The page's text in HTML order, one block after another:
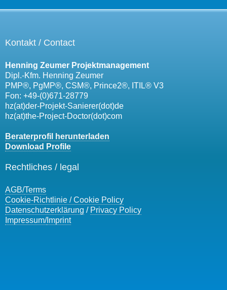
Kontakt / Contact
Henning Zeumer Projektmanagement
Dipl.-Kfm. Henning Zeumer
PMP®, PgMP®, CSM®, Prince2®, ITIL® V3
Fon: +49-(0)671-28779
hz(at)der-Projekt-Sanierer(dot)de
hz(at)the-Project-Doctor(dot)com
Beraterprofil herunterladen
Download Profile
Rechtliches / legal
AGB/Terms
Cookie-Richtlinie / Cookie Policy
Datenschutzerklärung / Privacy Policy
Impressum/Imprint